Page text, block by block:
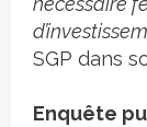
SGP dans
Enquête